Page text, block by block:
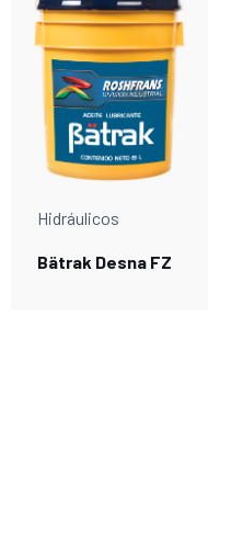
Hidráulicos
Bätrak Desna FZ